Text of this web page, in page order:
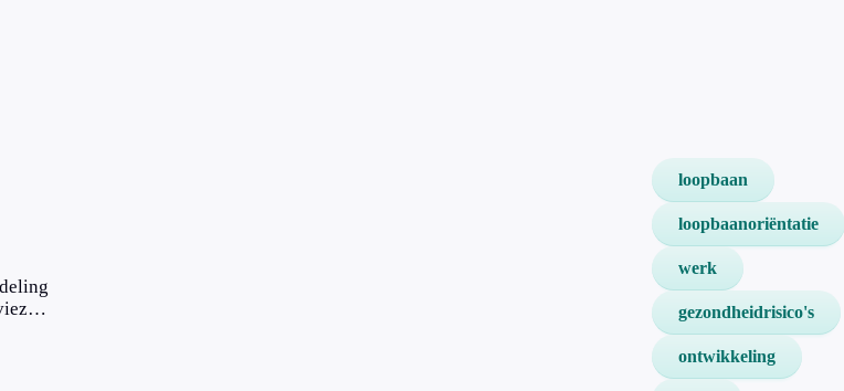
loopbaan
loopbaanoriëntatie
werk
gezondheidrisico's
ontwikkeling